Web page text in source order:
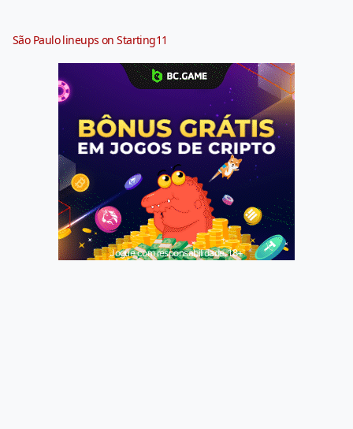
São Paulo lineups on Starting11
Jogue com responsabilidade. 18+